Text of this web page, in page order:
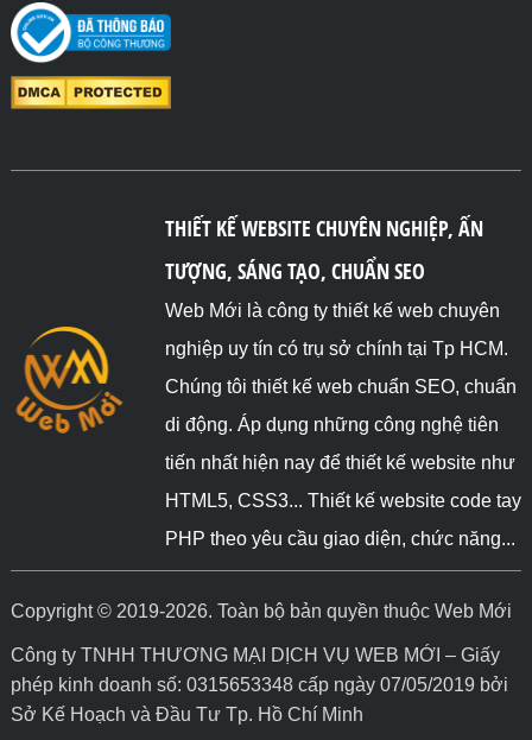
THIẾT KẾ WEBSITE CHUYÊN NGHIỆP, ẤN
TƯỢNG, SÁNG TẠO, CHUẨN SEO
Web Mới là công ty thiết kế web chuyên
nghiệp uy tín có trụ sở chính tại Tp HCM.
Chúng tôi thiết kế web chuẩn SEO, chuẩn
di động. Áp dụng những công nghệ tiên
tiến nhất hiện nay để thiết kế website như
HTML5, CSS3... Thiết kế website code tay
PHP theo yêu cầu giao diện, chức năng...
Copyright © 2019-2026. Toàn bộ bản quyền thuộc Web Mới
Công ty TNHH THƯƠNG MẠI DỊCH VỤ WEB MỚI – Giấy
phép kinh doanh số: 0315653348 cấp ngày 07/05/2019 bởi
Sở Kế Hoạch và Đầu Tư Tp. Hồ Chí Minh